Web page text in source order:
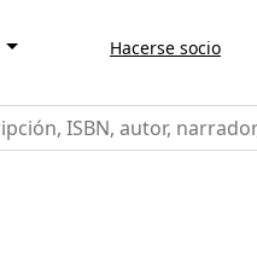
Hacerse socio